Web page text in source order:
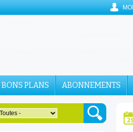
BONS PLANS ABONNEMENTS